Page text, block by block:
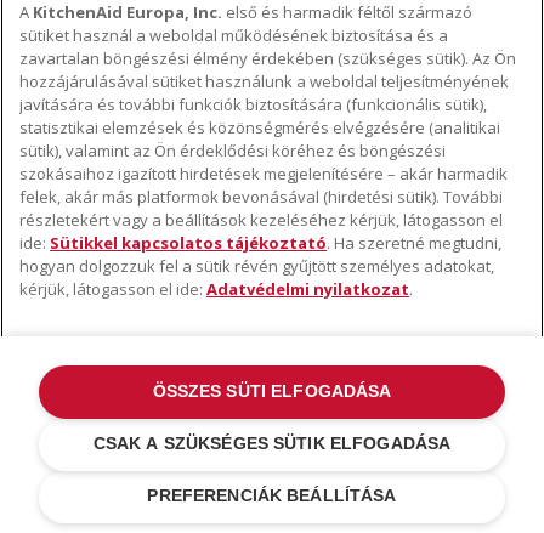
A KITCHENAID MÁRKÁRÓL
A márka lényege
A márka története
ODR
TÁMOGATÁS
Hol lehet megvenni
Garancia és dokumentumok
Ügyfélszolgálat
KÖVESSEN BENNÜNKET
©2022 Minden jog fenntartva. A KitchenAid és a robotgép kialakítása az
USA-ban és máshol bejegyzett védjegyek .Adatvédelmi nyilatkozat
Sütik.További országok
A KitchenAid Europa, Inc. első és harmadik féltől származó
sütiket használ a weboldal működésének biztosítása és a
zavartalan böngészési élmény érdekében (szükséges sütik). Az Ön
hozzájárulásával sütiket használunk a weboldal teljesítményének
javítására és további funkciók biztosítására (funkcionális sütik),
statisztikai elemzések és közönségmérés elvégzésére (analitikai
sütik), valamint az Ön érdeklődési köréhez és böngészési
szokásaihoz igazított hirdetések megjelenítésére – akár harmadik
felek, akár más platformok bevonásával (hirdetési sütik). További
részletekért vagy a beállítások kezeléséhez kérjük, látogasson el
ide: Sütikkel kapcsolatos tájékoztató. Ha szeretné megtudni,
hogyan dolgozzuk fel a sütik révén gyűjtött személyes adatokat,
kérjük, látogasson el ide: Adatvédelmi nyilatkozat.
PREFERENCIÁK BEÁLLÍTÁSA
CSAK A SZÜKSÉGES SÜTIK ELFOGADÁSA
ÖSSZES SÜTI ELFOGADÁSA